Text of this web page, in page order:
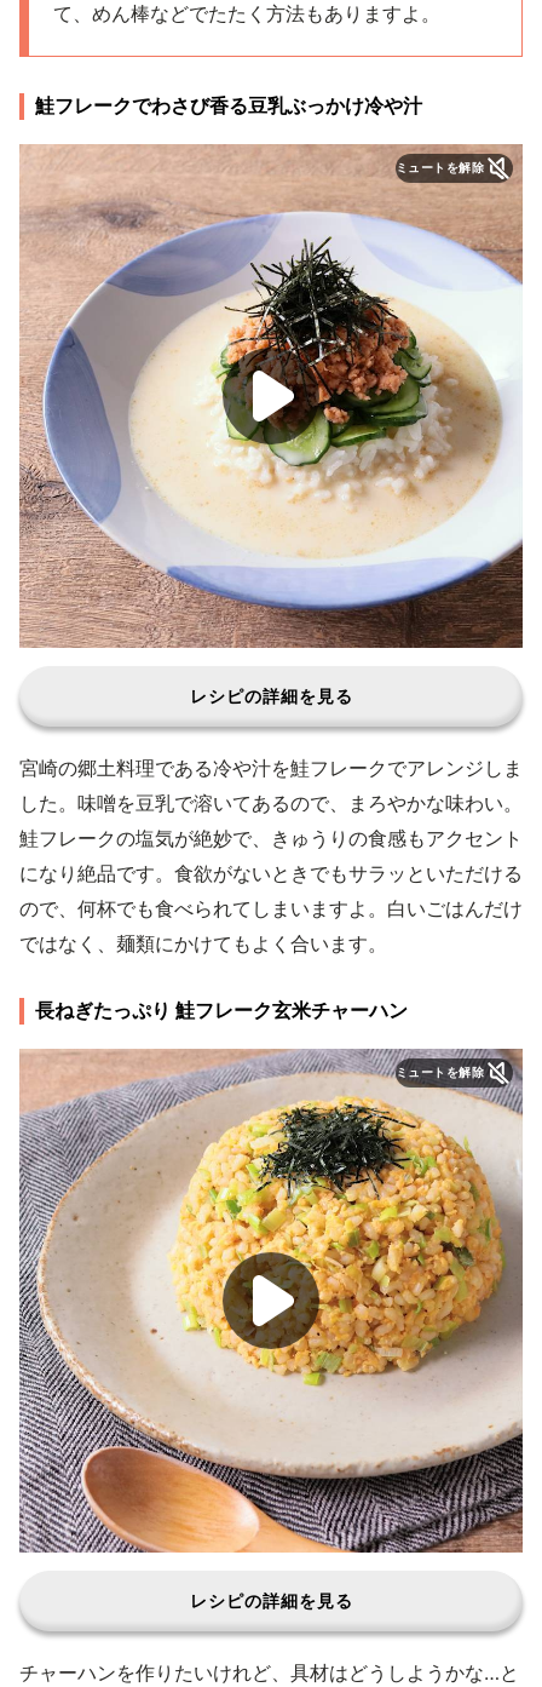
て、めん棒などでたたく方法もありますよ。
鮭フレークでわさび香る豆乳ぶっかけ冷や汁
ミュートを解除
レシピの詳細を見る
宮崎の郷土料理である冷や汁を鮭フレークでアレンジしま
した。味噌を豆乳で溶いてあるので、まろやかな味わい。
鮭フレークの塩気が絶妙で、きゅうりの食感もアクセント
になり絶品です。食欲がないときでもサラッといただける
ので、何杯でも食べられてしまいますよ。白いごはんだけ
ではなく、麺類にかけてもよく合います。
長ねぎたっぷり 鮭フレーク玄米チャーハン
ミュートを解除
レシピの詳細を見る
チャーハンを作りたいけれど、具材はどうしようかな…と